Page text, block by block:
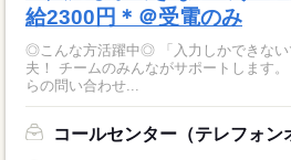
給2300円＊＠受電のみ
◎こんな方活躍中◎ 「入力しかできない
夫！ チームのみんながサポートします。 ▼具体的には… ・お客様か
らの問い合わせ...
コールセンター（テレフォン